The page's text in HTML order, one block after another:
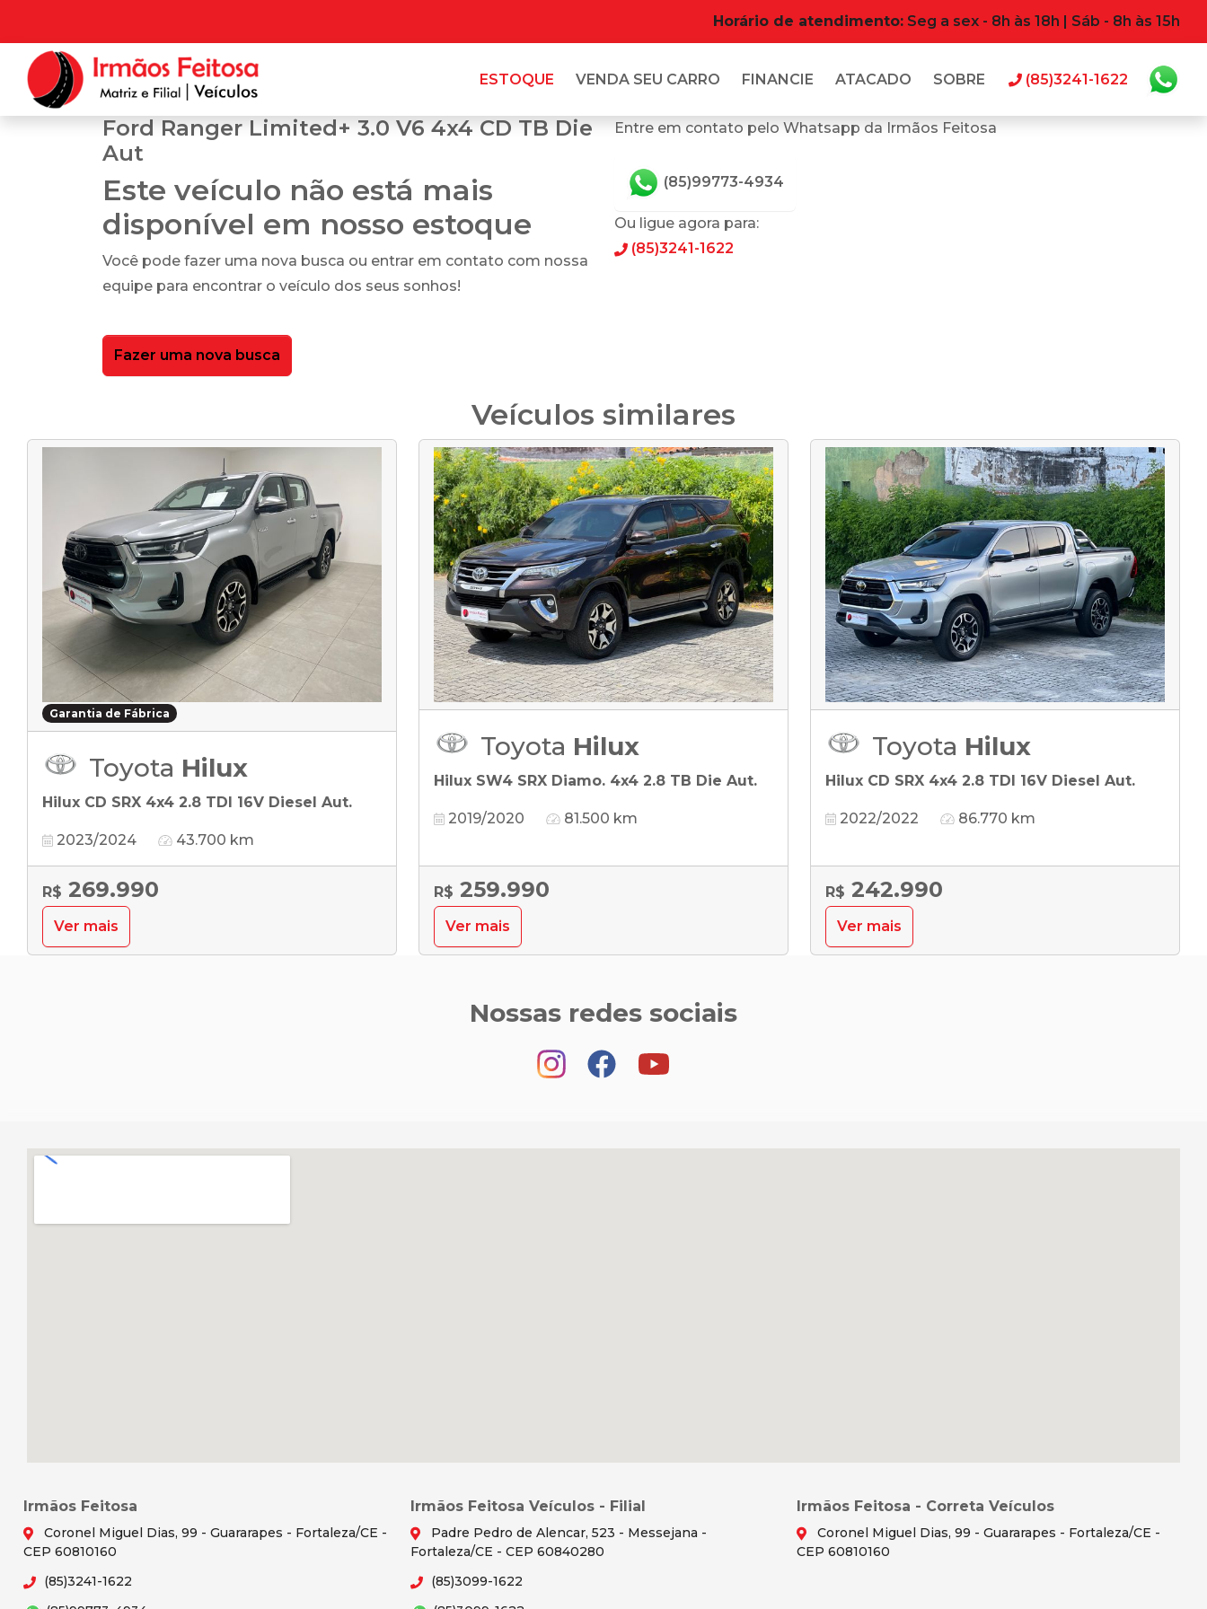
Horário de atendimento: Seg a sex - 8h às 18h | Sáb - 8h às 15h
ESTOQUE VENDA SEU CARRO FINANCIE ATACADO SOBRE (85)3241-1622
Ford Ranger Limited+ 3.0 V6 4x4 CD TB Die
Aut
Este veículo não está mais
disponível em nosso estoque
Você pode fazer uma nova busca ou entrar em contato com nossa
equipe para encontrar o veículo dos seus sonhos!
Fazer uma nova busca
Entre em contato pelo Whatsapp da Irmãos Feitosa
(85)99773-4934
Ou ligue agora para:
(85)3241-1622
Veículos similares
Garantia de Fábrica
Toyota Hilux
Hilux CD SRX 4x4 2.8 TDI 16V Diesel Aut.
2023/2024 43.700 km
R$ 269.990
Ver mais
Toyota Hilux
Hilux SW4 SRX Diamo. 4x4 2.8 TB Die Aut.
2019/2020 81.500 km
R$ 259.990
Ver mais
Toyota Hilux
Hilux CD SRX 4x4 2.8 TDI 16V Diesel Aut.
2022/2022 86.770 km
R$ 242.990
Ver mais
Nossas redes sociais
Irmãos Feitosa
Coronel Miguel Dias, 99 - Guararapes - Fortaleza/CE -
CEP 60810160
(85)3241-1622
Irmãos Feitosa Veículos - Filial
Padre Pedro de Alencar, 523 - Messejana -
Fortaleza/CE - CEP 60840280
(85)3099-1622
Irmãos Feitosa - Correta Veículos
Coronel Miguel Dias, 99 - Guararapes - Fortaleza/CE -
CEP 60810160